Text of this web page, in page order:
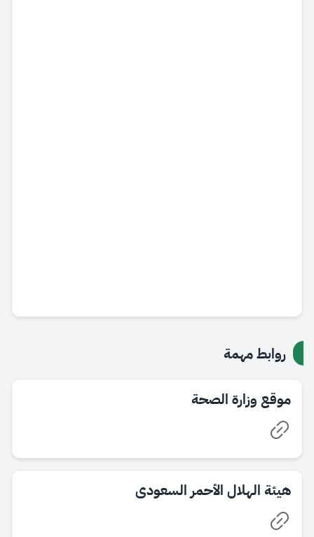
روابط مهمة
موقع وزارة الصحة
هيئة الهلال الأحمر السعودى